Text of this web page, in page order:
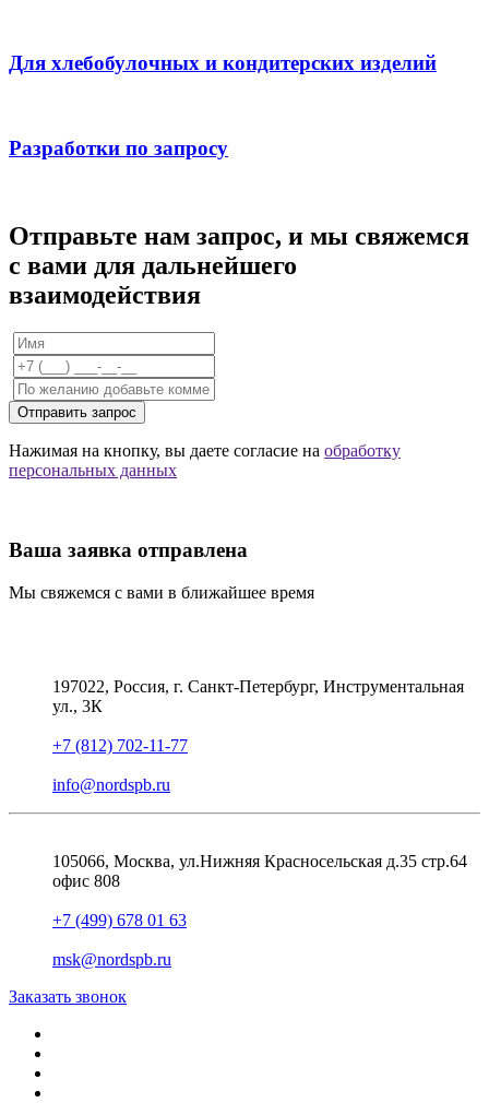
Для хлебобулочных и кондитерских изделий
Разработки по запросу
Отправьте нам запрос, и мы свяжемся
с вами для дальнейшего
взаимодействия
Отправить запрос
Нажимая на кнопку, вы даете согласие на обработку
персональных данных
Ваша заявка отправлена
Мы свяжемся с вами в ближайшее время
197022, Россия, г. Санкт-Петербург, Инструментальная
ул., 3К
+7 (812) 702-11-77
info@nordspb.ru
105066, Москва, ул.Нижняя Красносельская д.35 стр.64
офис 808
+7 (499) 678 01 63
msk@nordspb.ru
Заказать звонок